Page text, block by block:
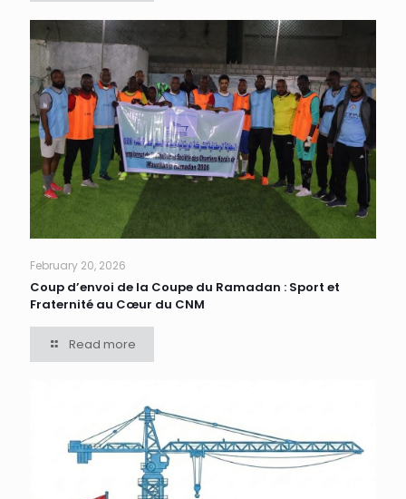
February 20, 2026
Coup d’envoi de la Coupe du Ramadan : Sport et
Fraternité au Cœur du CNM
Read more